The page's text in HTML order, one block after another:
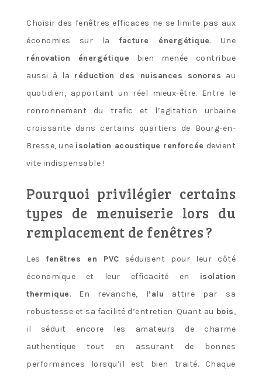
Choisir des fenêtres efficaces ne se limite pas aux
économies sur la facture énergétique. Une
rénovation énergétique bien menée contribue
aussi à la réduction des nuisances sonores au
quotidien, apportant un réel mieux-être. Entre le
ronronnement du trafic et l’agitation urbaine
croissante dans certains quartiers de Bourg-en-
Bresse, une isolation acoustique renforcée devient
vite indispensable !
Pourquoi privilégier certains
types de menuiserie lors du
remplacement de fenêtres ?
Les fenêtres en PVC séduisent pour leur côté
économique et leur efficacité en isolation
thermique. En revanche, l’alu attire par sa
robustesse et sa facilité d’entretien. Quant au bois,
il séduit encore les amateurs de charme
authentique tout en assurant de bonnes
performances lorsqu’il est bien traité. Chaque